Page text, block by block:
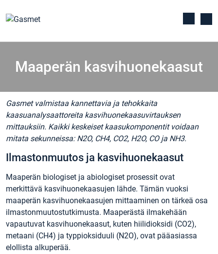
Maaperän kasvihuonekaasut
Gasmet valmistaa kannettavia ja tehokkaita
kaasuanalysaattoreita kasvihuonekaasuvirtauksen
mittauksiin. Kaikki keskeiset kaasukomponentit voidaan
mitata sekunneissa: N2O, CH4, CO2, H2O, CO ja NH3.
Ilmastonmuutos ja kasvihuonekaasut
Maaperän biologiset ja abiologiset prosessit ovat
merkittävä kasvihuonekaasujen lähde. Tämän vuoksi
maaperän kasvihuonekaasujen mittaaminen on tärkeä osa
ilmastonmuutostutkimusta. Maaperästä ilmakehään
vapautuvat kasvihuonekaasut, kuten hiilidioksidi (CO2),
metaani (CH4) ja typpioksiduuli (N2O), ovat pääasiassa
elollista alkuperää.